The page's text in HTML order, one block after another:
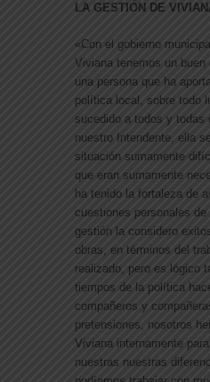
LA GESTIÓN DE
«Con el gobierno
Viviana tenemos un buen
una persona que ha
política local, sobre todo
sucedido a todos y todas
nuestro Intendente, ella
situación sumamente
que eran sumamente
ha tenido la fortaleza de
cuestiones personales
gestión la considero
obras, en términos del
realizado, pero es lógico
tiempos de la política
compañeros y
pretensiones, nosotros
Viviana internamente
nuestras nuestras